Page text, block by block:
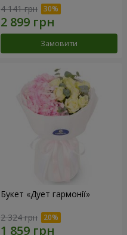
4 141 грн
Замовити
Букет «Дует гармонії»
2 324 грн